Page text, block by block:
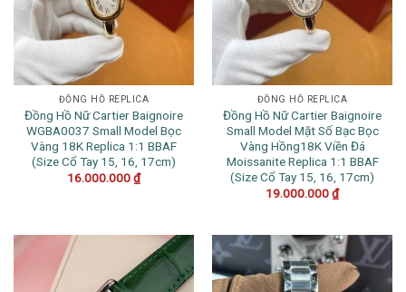
ĐỒNG HỒ REPLICA
Đồng Hồ Nữ Cartier Baignoire
WGBA0037 Small Model Bọc
Vàng 18K Replica 1:1 BBAF
(Size Cổ Tay 15, 16, 17cm)
16.000.000₫
ĐỒNG HỒ REPLICA
Đồng Hồ Nữ Cartier Baignoire
Small Model Mặt Số Bạc Bọc
Vàng Hồng18K Viền Đá
Moissanite Replica 1:1 BBAF
(Size Cổ Tay 15, 16, 17cm)
19.000.000₫